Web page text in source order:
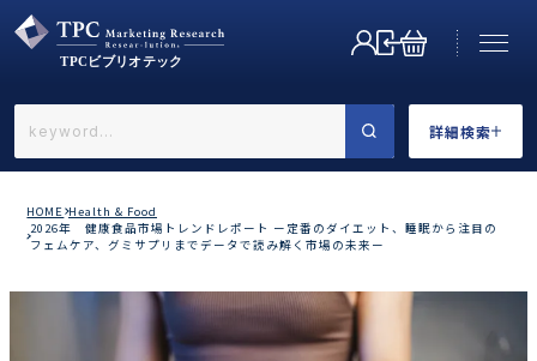
詳細検索
←戻る
HOME Health & Food
2026年 健康食品市場トレンドレポート ー定番のダイエット、睡眠から注目の
フェムケア、グミサプリまでデータで読み解く市場の未来ー